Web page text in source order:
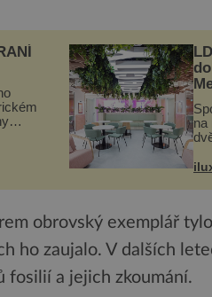
na
v
a
obrovský exemplář
ho zaujalo. V dalších
fosilií a jejich zkoumání.